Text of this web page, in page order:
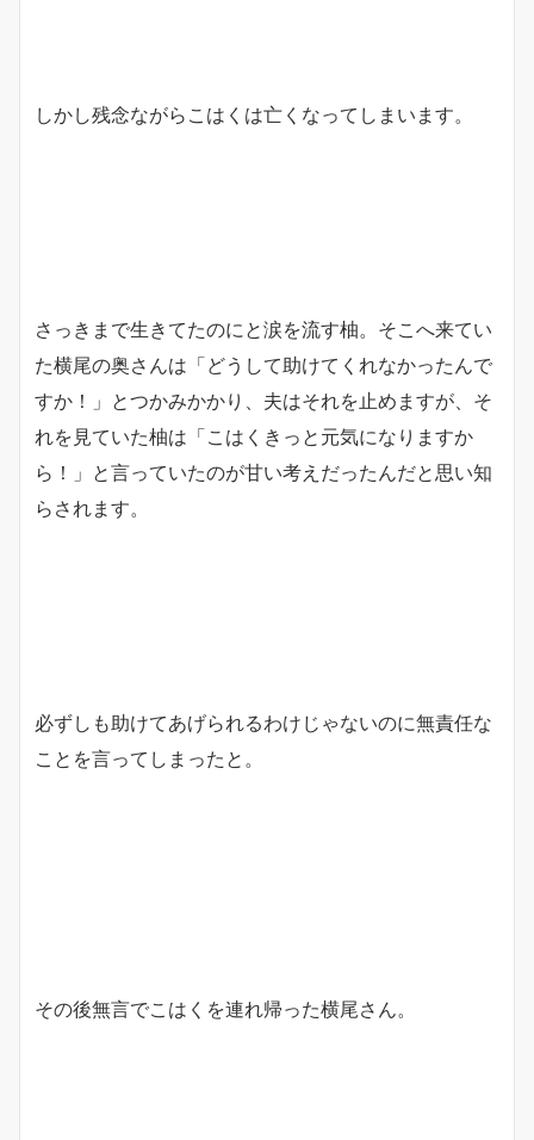
しかし残念ながらこはくは亡くなってしまいます。
さっきまで生きてたのにと涙を流す柚。そこへ来てい
た横尾の奥さんは「どうして助けてくれなかったんで
すか！」とつかみかかり、夫はそれを止めますが、そ
れを見ていた柚は「こはくきっと元気になりますか
ら！」と言っていたのが甘い考えだったんだと思い知
らされます。
必ずしも助けてあげられるわけじゃないのに無責任な
ことを言ってしまったと。
その後無言でこはくを連れ帰った横尾さん。